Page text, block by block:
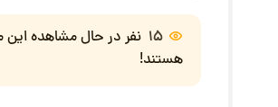
15 نفر در حال مشاهده
هستند!